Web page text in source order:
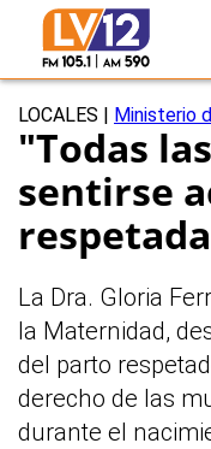
LOCALES Ministerio
"Todas
sentirse
La Dra. Gloria
la Maternidad,
del parto
derecho de las
durante el